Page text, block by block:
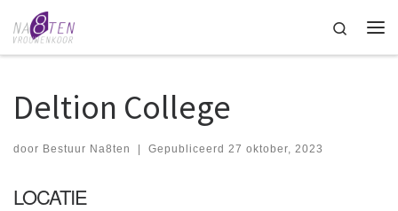
Ga naar inhoud
Search
Deltion College
door Bestuur Na8ten Gepubliceerd 27 oktober, 2023
LOCATIE